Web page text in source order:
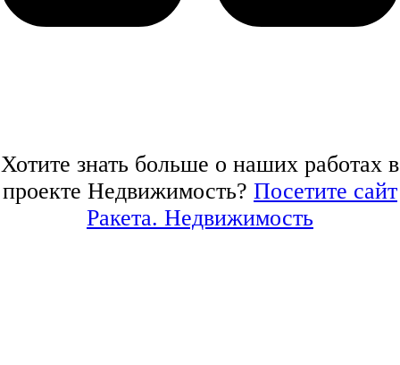
Хотите знать больше о наших работах в
проекте Недвижимость? Посетите сайт
Ракета. Недвижимость